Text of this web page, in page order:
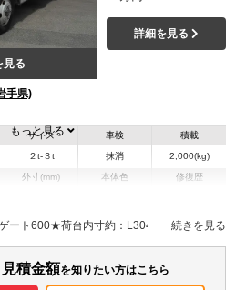
見る
手県)
詳細を見る
サイズ
２t-３t
車検
抹消
積載
2,000(kg)
外寸(mm)
H:2,000
本体色 修復歴
ィンドウ エアバッグ
もっと見る
ト600★荷台内寸約：L304×W161×H38
積金額を知りたい方はこちら